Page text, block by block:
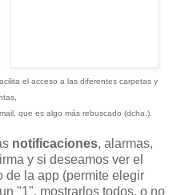
el acceso a las diferentes carpetas y
que es algo más rebuscado (dcha.).
notificaciones, alarmas,
y si deseamos ver el
de la app (permite elegir
"1", mostrarlos todos, o no